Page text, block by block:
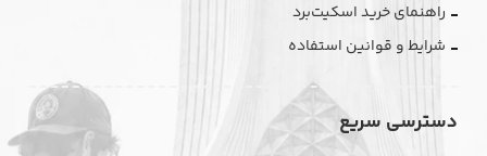
راهنمای خرید اسکیت‌برد
شرایط و قوانین استفاده
دسترسی سریع